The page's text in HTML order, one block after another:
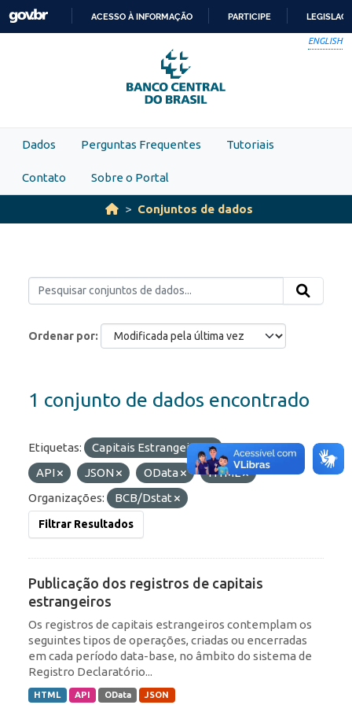
Skip to main content
PARA
O
CONTEÚDO
ACESSO À INFORMAÇÃO PARTICIPE
ENGLISH
Dados Perguntas Frequentes Tutoriais
Contato Sobre o Portal
Conjuntos de dados
Ordenar por
1 conjunto de dados encontrado
Etiquetas: Capitais Estrangeiros
Formatos:
API
JSON OData
HTML
Organizações:
BCB/Dstat
Filtrar Resultados
Publicação dos registros de capitais
estrangeiros
Os registros de capitais estrangeiros contemplam os
seguintes tipos de operações, criadas ou encerradas
em cada período data-base, no âmbito do sistema de
Registro Declaratório...
HTML API OData JSON